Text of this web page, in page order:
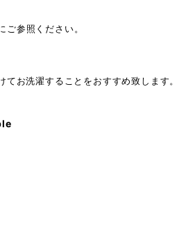
参照ください。
お洗濯することをおすすめ致します。